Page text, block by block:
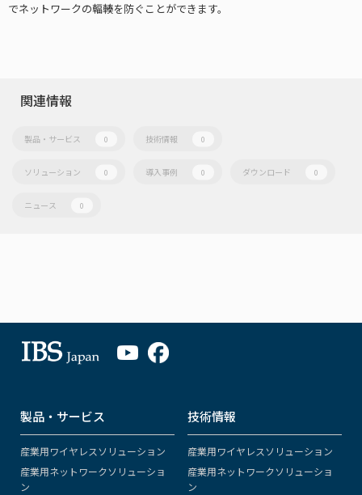
でネットワークの輻輳を防ぐことができます。
関連情報
製品・サービス 0 技術情報 0
ソリューション 0 導入事例 0 ダウンロード 0
ニュース 0
製品・サービス
産業用ワイヤレスソリューション
産業用ネットワークソリューショ
ン
技術情報
産業用ワイヤレスソリューション
産業用ネットワークソリューショ
ン